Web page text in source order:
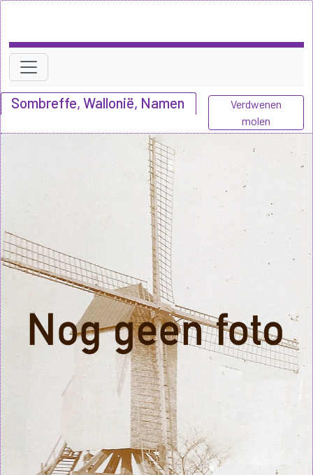
Sombreffe, Wallonië, Namen
Verdwenen
molen